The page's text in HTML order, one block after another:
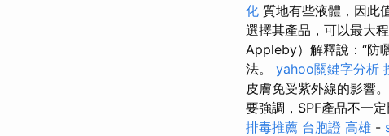
化 質地有些液體，因此
選擇其產品，可以最大
Appleby）解釋說：“防
法。 yahoo關鍵字分析
皮膚免受紫外線的影響。
要強調，SPF產品不一
排毒推薦 台胞證 高雄 -